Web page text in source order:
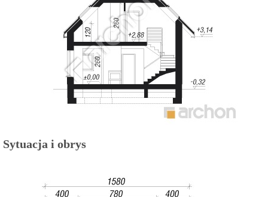
Sytuacja i obrys